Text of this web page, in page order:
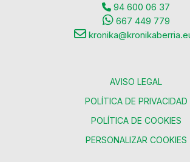
94 600 06 37
667 449 779
AVISO LEGAL
POLÍTICA DE PRIVACIDAD
POLÍTICA DE COOKIES
PERSONALIZAR COOKIES